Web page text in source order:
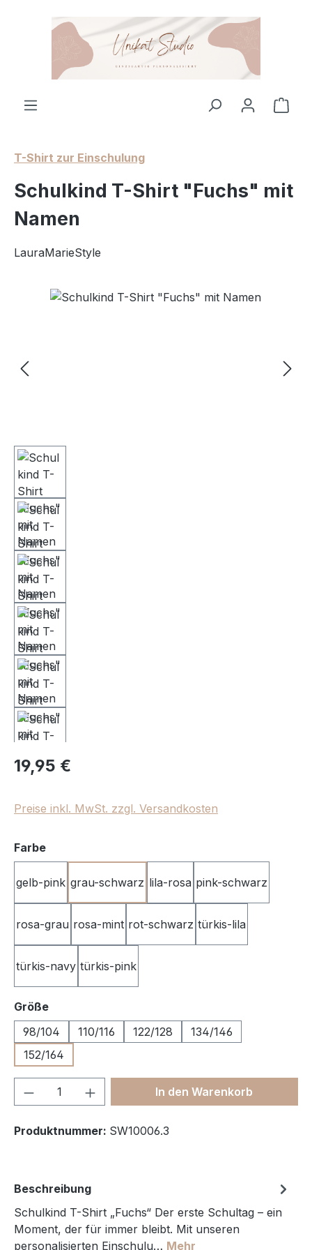
Zum Hauptinhalt springen
T-Shirt zur Einschulung
Schulkind T-Shirt "Fuchs" mit
Namen
LauraMarieStyle
Bildergalerie überspringen
Regulärer Preis:
19,95 €
Preise inkl. MwSt. zzgl. Versandkosten
Farbeauswählen
gelb-pink grau-schwarz lila-rosa pink-schwarz
rosa-grau rosa-mint rot-schwarz türkis-lila
türkis-navy türkis-pink
Größeauswählen
98/104
110/116 122/128
134/146
152/164
Produkt Anzahl: Gib denIn den Warenkorb
Produktnummer: SW10006.3
Beschreibung
Schulkind T-Shirt „Fuchs“ Der erste Schultag – ein
Moment, der für immer bleibt. Mit unseren
personalisierten Einschulu… Mehr